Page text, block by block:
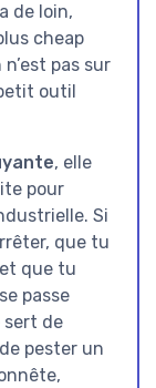
de loin,
cheap
pas sur
outil
, elle
pour
Si
que tu
que tu
passe
sert de
pester un